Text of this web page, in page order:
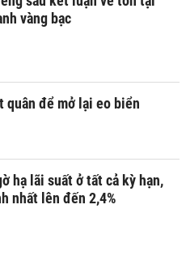
vàng bạc
quân để mở lại eo biển
hạ lãi suất ở tất cả kỳ hạn,
nhất lên đến 2,4%